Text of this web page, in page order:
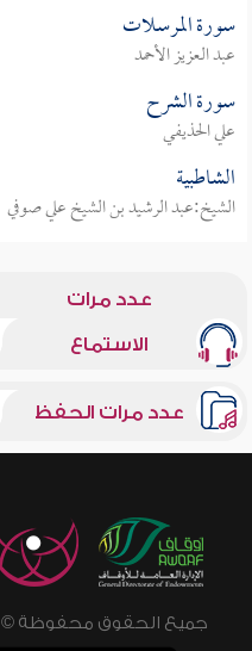
سورة المرسلات
عبد العزيز الأحمد
سورة الشرح
علي الحذيفي
الشاطبية
الشيخ:عبد الرشيد بن الشيخ علي صوفي
عدد مرات
الاستماع
عدد مرات الحفظ
جميع الحقوق محفوظة © 2026 - 1998 لشبكة إسلام ويب